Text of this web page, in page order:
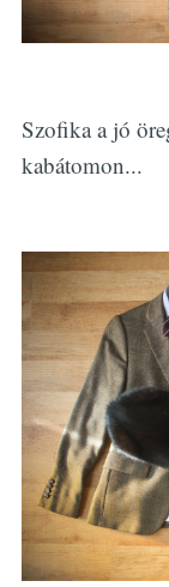
Szofika a jó
kabátomon...